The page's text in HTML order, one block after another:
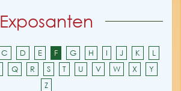
Exposanten
C D E F G H I J K
L
Q R S T U V W X
Y
Z